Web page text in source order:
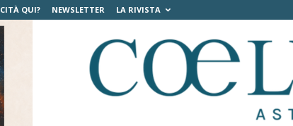
QUI? NEWSLETTER LA RIVISTA